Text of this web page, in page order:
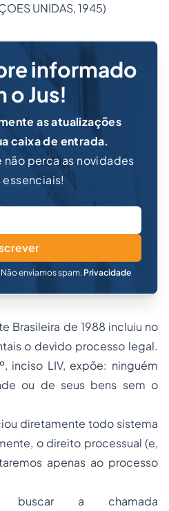
UNIDAS, 1945)
informado
o Jus!
as atualizações
caixa de entrada.
não perca as novidades
essenciais!
enviamos spam. Privacidade
Brasileira de 1988 incluiu no
o devido processo legal.
inciso LIV, expõe: ninguém
ou de seus bens sem o
diretamente todo sistema
o direito processual (e,
apenas ao processo
buscar a chamada